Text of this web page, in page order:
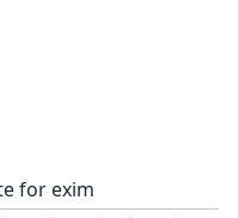
for exim